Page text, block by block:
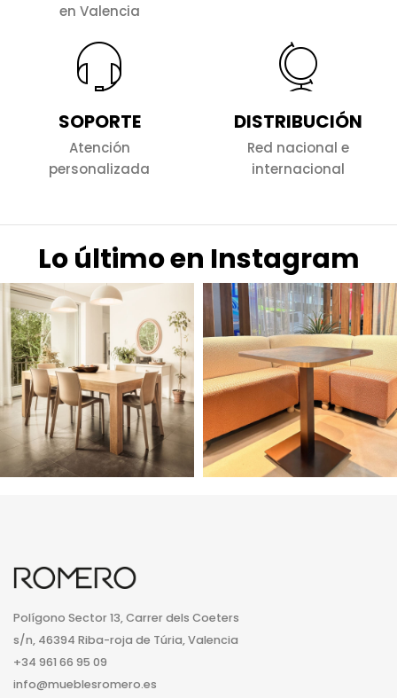
en Valencia
SOPORTE
Atención
personalizada
DISTRIBUCIÓN
Red nacional e
internacional
Lo último en Instagram
Polígono Sector 13, Carrer dels Coeters
s/n, 46394 Riba-roja de Túria, Valencia
+34 961 66 95 09
info@mueblesromero.es